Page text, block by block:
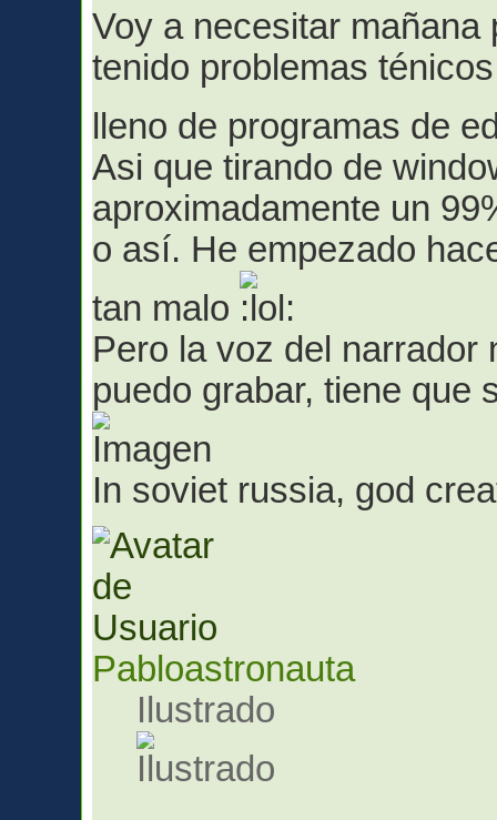
Voy a necesitar
tenido problemas
lleno de programas de
Asi que tirando de
aproximadamente un
o así. He empezado
tan malo
Pero la voz del narrador
puedo grabar, tiene que
In soviet russia, god
Pabloastronauta
Ilustrado